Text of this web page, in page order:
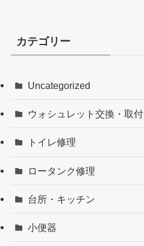
カテゴリー
Uncategorized
ウォシュレット交換・取付
トイレ修理
ロータンク修理
台所・キッチン
小便器